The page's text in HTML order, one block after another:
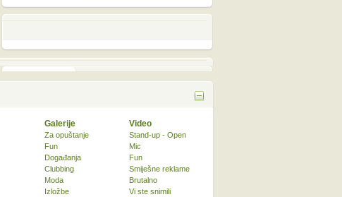
Galerije
Za opuštanje
Fun
Događanja
Clubbing
Moda
Izložbe
Video
Stand-up - Open
Mic
Fun
Smiješne reklame
Brutalno
Vi ste snimili